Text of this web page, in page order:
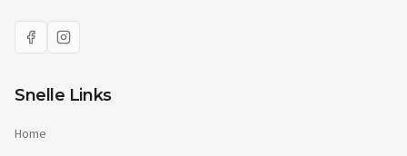
Snelle Links
Home